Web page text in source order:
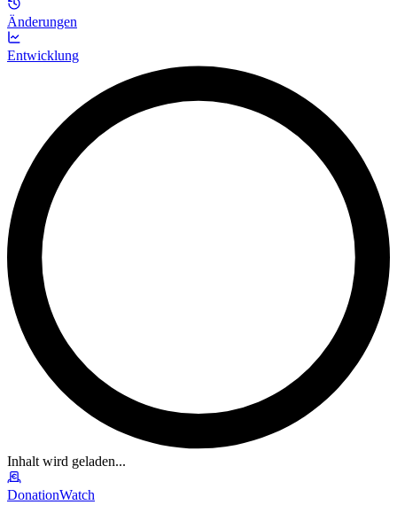
Änderungen
Entwicklung
Inhalt wird geladen...
DonationWatch